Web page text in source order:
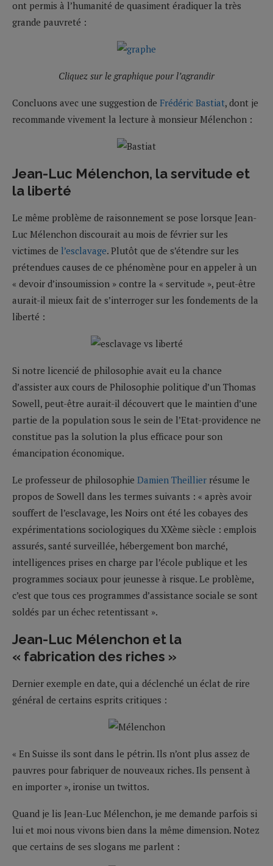
ont permis à l’humanité de quasiment éradiquer la très
grande pauvreté :
Cliquez sur le graphique pour l’agrandir
Concluons avec une suggestion de Frédéric Bastiat, dont je
recommande vivement la lecture à monsieur Mélenchon :
Jean-Luc Mélenchon, la servitude et
la liberté
Le même problème de raisonnement se pose lorsque Jean-
Luc Mélenchon discourait au mois de février sur les
victimes de l’esclavage. Plutôt que de s’étendre sur les
prétendues causes de ce phénomène pour en appeler à un
« devoir d’insoumission » contre la « servitude », peut-être
aurait-il mieux fait de s’interroger sur les fondements de la
liberté :
Si notre licencié de philosophie avait eu la chance
d’assister aux cours de Philosophie politique d’un Thomas
Sowell, peut-être aurait-il découvert que le maintien d’une
partie de la population sous le sein de l’Etat-providence ne
constitue pas la solution la plus efficace pour son
émancipation économique.
Le professeur de philosophie Damien Theillier résume le
propos de Sowell dans les termes suivants : « après avoir
souffert de l’esclavage, les Noirs ont été les cobayes des
expérimentations sociologiques du XXème siècle : emplois
assurés, santé surveillée, hébergement bon marché,
intelligences prises en charge par l’école publique et les
programmes sociaux pour jeunesse à risque. Le problème,
c’est que tous ces programmes d’assistance sociale se sont
soldés par un échec retentissant ».
Jean-Luc Mélenchon et la
« fabrication des riches »
Dernier exemple en date, qui a déclenché un éclat de rire
général de certains esprits critiques :
« En Suisse ils sont dans le pétrin. Ils n’ont plus assez de
pauvres pour fabriquer de nouveaux riches. Ils pensent à
en importer », ironise un twittos.
Quand je lis Jean-Luc Mélenchon, je me demande parfois si
lui et moi nous vivons bien dans la même dimension. Notez
que certains de ses slogans me parlent :